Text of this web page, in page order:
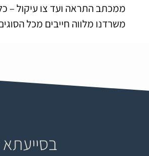
ממכתב התראה ועד צו עיקול –
משרדנו מלווה חייבים מכל